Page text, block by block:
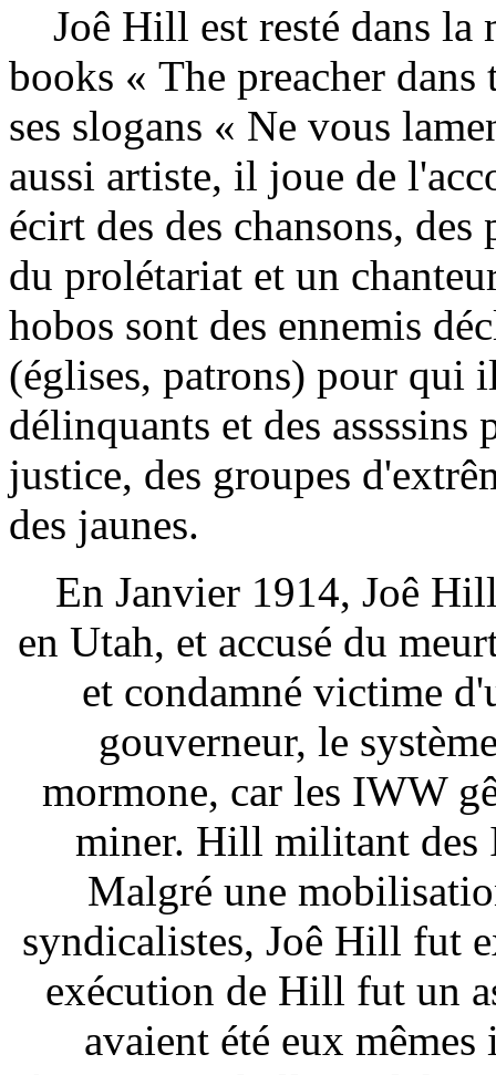
Joê Hill est resté dans la
books « The preacher
ses slogans « Ne vous
aussi artiste, il joue de
écirt des des chansons,
du prolétariat et un
hobos sont des ennemis
(églises, patrons) pour qui
délinquants et des
justice, des groupes
des jaunes.
En Janvier 1914, Joê
en Utah, et accusé du
et condamné victime
gouverneur, le
mormone, car les IWW
miner. Hill militant des
Malgré une
syndicalistes, Joê Hill fut
exécution de Hill fut un
avaient été eux mêmes